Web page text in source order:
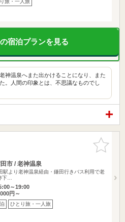
宿泊プランを見る
神温泉へまた出かけることになり、また
。人間の印象とは、不思議なものでし
お気に入
りに追加
市 / 老神温泉
駅より老神温泉経由・鎌田行きバス利用で老
下…
～19:00
円～
ひとり旅・一人旅